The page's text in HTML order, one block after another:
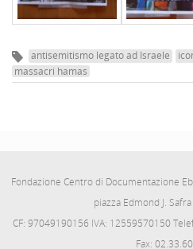
antisemitismo legato ad Israele
massacri hamas
Fondazione Centro di Documentazione
piazza Edmond J.
CF: 97049190156 IVA: 12559570150
Fax: